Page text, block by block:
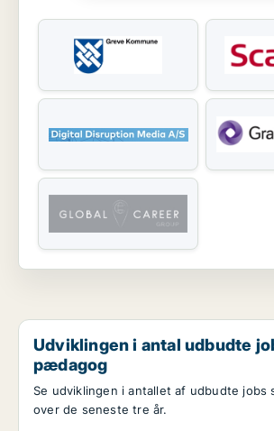
Udviklingen i antal udbudte
pædagog
Se udviklingen i antallet af udbudte jobs
over de seneste tre år.